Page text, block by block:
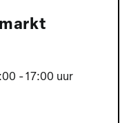
- 17:00 uur